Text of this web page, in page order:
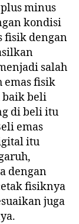
minus
kondisi
fisik dengan
salah
emas fisik
baik beli
di beli itu
emas
itu
dengan
fisiknya
juga